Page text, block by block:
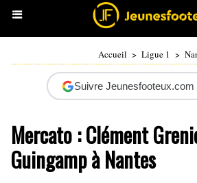
Accueil > Ligue 1 >
Suivre Jeunesfooteux.com
Mercato : Clément
Guingamp à Nantes